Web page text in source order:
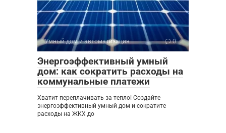
Умный дом и автоматизация 0
Энергоэффективный умный
дом: как сократить расходы на
коммунальные платежи
Хватит переплачивать за тепло! Создайте
энергоэффективный умный дом и сократите
расходы на ЖКХ до